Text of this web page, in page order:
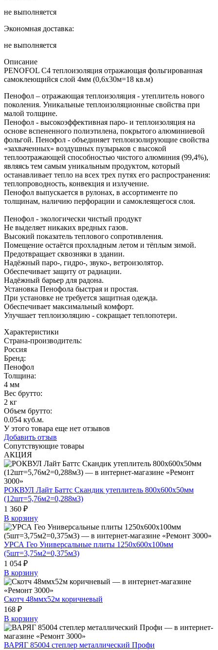
не выполняется
Экономная доставка:
не выполняется
Описание
PENOFOL C4 теплоизоляция отражающая фольгированная
самоклеющийся слой 4мм (0,6х30м=18 кв.м)
Пенофол – отражающая теплоизоляция - утеплитель нового
поколения. Уникальные теплоизоляционные свойства при
малой толщине.
Пенофол - высокоэффективная паро- и теплоизоляция на
основе вспененного полиэтилена, покрытого алюминиевой
фольгой. Пенофол - объединяет теплоизолирующие свойства
«захваченных» воздушных пузырьков с высокой
теплоотражающей способностью чистого алюминия (99,4%),
являясь тем самым уникальным продуктом, который
останавливает тепло на всех трех путях его распространения:
теплопроводность, конвекция и излучение.
Пенофол выпускается в рулонах, в ассортименте по
толщинам, наличию перфорации и самоклеящегося слоя.
Пенофол - экологически чистый продукт
Не выделяет никаких вредных газов.
Высокий показатель теплового сопротивления.
Помещение остаётся прохладным летом и тёплым зимой.
Предотвращает сквозняки в здании.
Надёжный паро-, гидро-, звуко-, ветроизолятор.
Обеспечивает защиту от радиации.
Надёжный барьер для радона.
Установка Пенофола быстрая и простая.
При установке не требуется защитная одежда.
Обеспечивает максимальный комфорт.
Улучшает теплоизоляцию - сокращает теплопотери.
Характеристики
Страна-производитель:
Россия
Бренд:
Пенофол
Толщина:
4 мм
Вес брутто:
2 кг
Объем брутто:
0.054 куб.м.
У этого товара еще нет отзывов
Добавить отзыв
Сопутствующие товары
АКЦИЯ
РОКВУЛ Лайт Баттс Скандик утеплитель 800х600х50мм
(12шт=5,76м2=0,288м3)
1 360 ₽
В корзину
УРСА Гео Универсальные плиты 1250х600х100мм
(5шт=3,75м2=0,375м3)
1 054 ₽
В корзину
Скотч 48ммх52м коричневый
168 ₽
В корзину
ВАРЯГ 85004 степлер металлический Профи